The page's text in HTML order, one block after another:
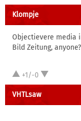
Klompje
Objectievere media
Bild Zeitung, anyone?
+1/-0
VHTLsaw